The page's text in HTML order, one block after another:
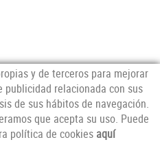
y de terceros para mejorar
relacionada con sus
de sus hábitos de navegación.
que acepta su uso. Puede
política de cookies aquí